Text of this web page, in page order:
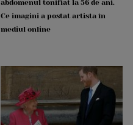
abdomenul tonifiat la 56 de ani.
Ce imagini a postat artista în
mediul online